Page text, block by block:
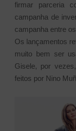
firmar parceria
campanha de
campanha entre
Os lançamentos
muito bem ser
Gisele, por
feitos por Nino